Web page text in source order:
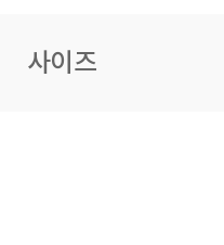
사이즈